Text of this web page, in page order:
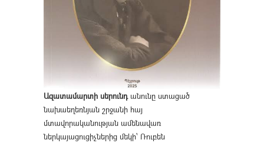
Ազատամարտի սերունդանունը ստացած
նախաեղեռնյան շրջանի հայ
մտավորականության ամենավառ
ներկայացուցիչներից մեկի՝ Ռուբեն